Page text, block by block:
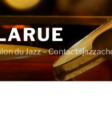
du Jazz – Contact :